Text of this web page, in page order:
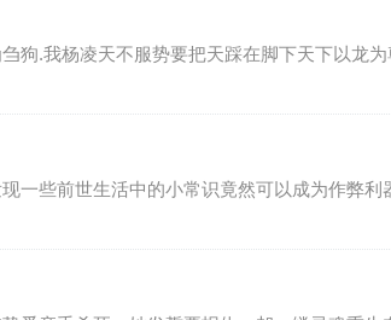
狗.我杨凌天不服势要把天踩在脚下天下以龙
一些前世生活中的小常识竟然可以成为作弊利